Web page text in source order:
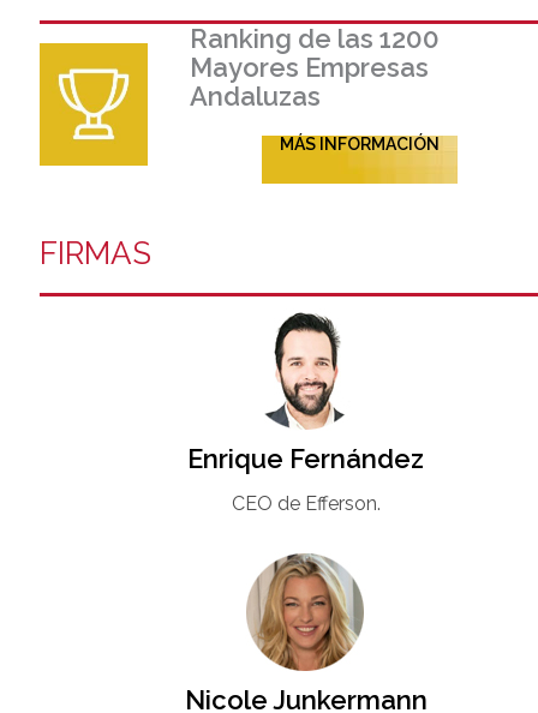
Ranking de las 1200
Mayores Empresas
Andaluzas
MÁS INFORMACIÓN
FIRMAS
Enrique Fernández
CEO de Efferson.
Nicole Junkermann​